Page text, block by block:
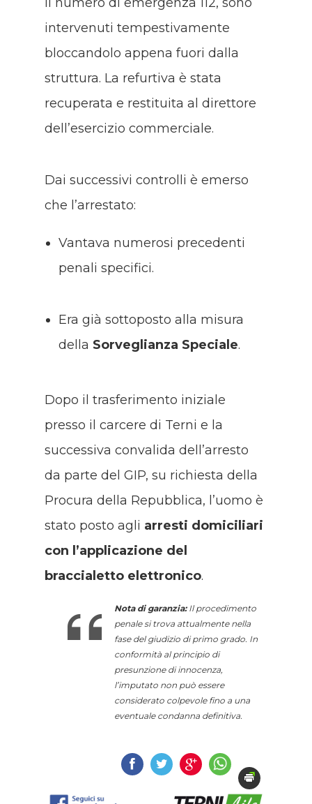
intervenuti tempestivamente
bloccandolo appena fuori dalla
struttura. La refurtiva è stata
recuperata e restituita al direttore
dell’esercizio commerciale.
Dai successivi controlli è emerso
che l’arrestato:
Vantava numerosi precedenti
penali specifici.
Era già sottoposto alla misura
della Sorveglianza Speciale.
Dopo il trasferimento iniziale
presso il carcere di Terni e la
successiva convalida dell’arresto
da parte del GIP, su richiesta della
Procura della Repubblica, l’uomo è
stato posto agli arresti domiciliari
con l’applicazione del
braccialetto elettronico.
Nota di garanzia:Il procedimento
penale si trova attualmente nella
fase del giudizio di primo grado. In
conformità al principio di
presunzione di innocenza,
l’imputato non può essere
considerato colpevole fino a una
eventuale condanna definitiva.